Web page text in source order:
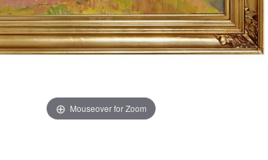
Mouseover for Zoom